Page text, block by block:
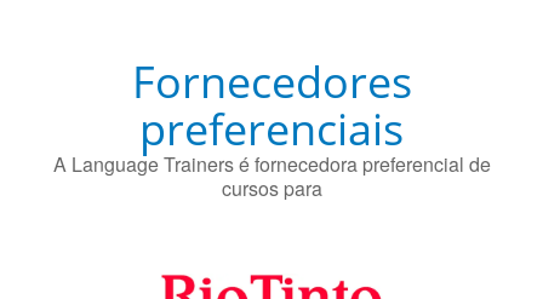
preferenciais
A Language Trainers é fornecedora preferencial de
cursos para